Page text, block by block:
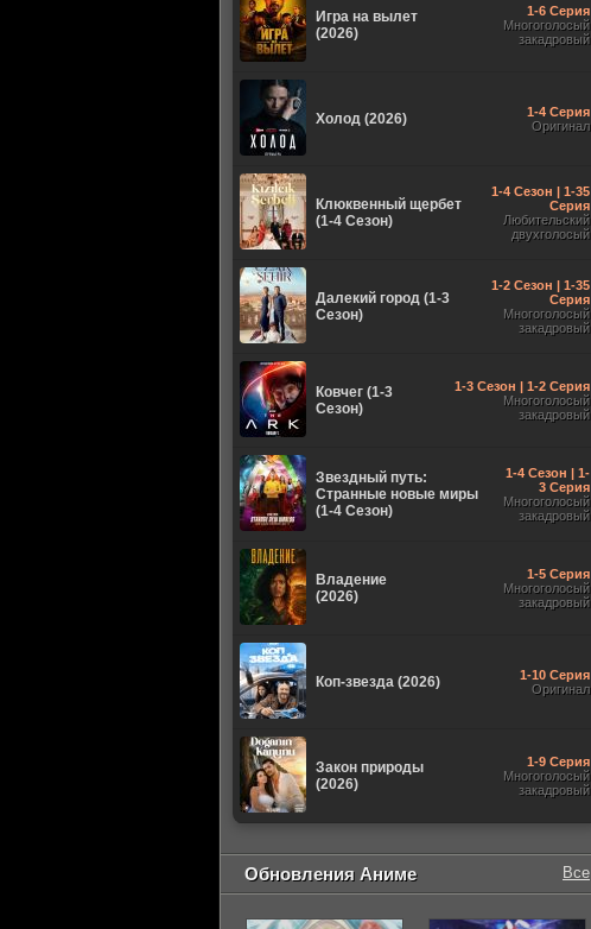
Игра на вылет
(2026)
1-6 Серия
Многоголосый
закадровый
Холод (2026)
1-4 Серия
Оригинал
Клюквенный щербет
(1-4 Сезон)
1-4 Сезон | 1-35
Серия
Любительский
двухголосый
Далекий город (1-3
Сезон)
1-2 Сезон | 1-35
Серия
Многоголосый
закадровый
Ковчег (1-3
Сезон)
1-3 Сезон | 1-2 Серия
Многоголосый
закадровый
Звездный путь:
Странные новые миры
(1-4 Сезон)
1-4 Сезон | 1-
3 Серия
Многоголосый
закадровый
Владение
(2026)
1-5 Серия
Многоголосый
закадровый
Коп-звезда (2026)
1-10 Серия
Оригинал
Закон природы
(2026)
1-9 Серия
Многоголосый
закадровый
Обновления Аниме Все